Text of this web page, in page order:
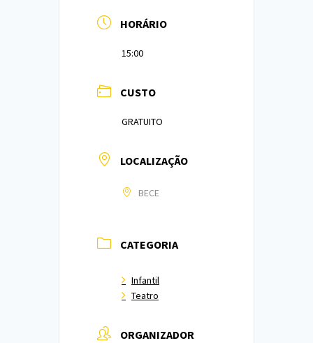
HORÁRIO
15:00
CUSTO
GRATUITO
LOCALIZAÇÃO
BECE
CATEGORIA
Infantil
Teatro
ORGANIZADOR